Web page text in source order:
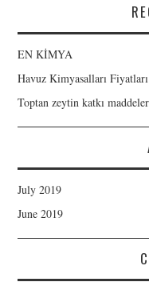
EN KİMYA
Havuz Kimyasalları Fiyatları
Toptan zeytin katkı maddeleri
July 2019
June 2019